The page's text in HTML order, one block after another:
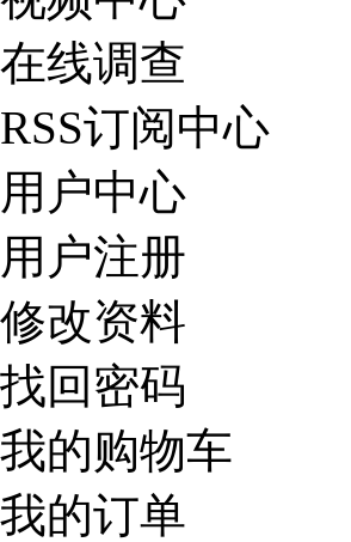
在线调查
RSS订阅中心
用户中心
用户注册
修改资料
找回密码
我的购物车
我的订单